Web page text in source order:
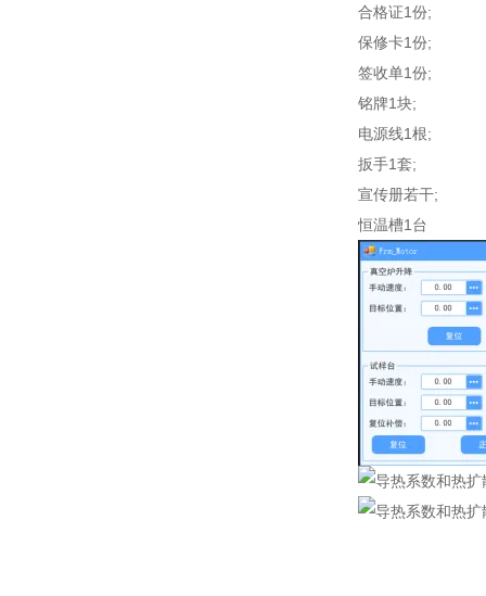
合格证1份;
保修卡1份;
签收单1份;
铭牌1块;
电源线1根;
扳手1套;
宣传册若干;
恒温槽1台